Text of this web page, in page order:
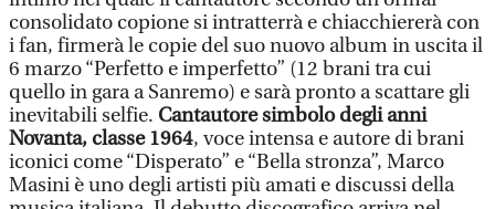
consolidato copione si intratterrà e chiacchiererà con
i fan, firmerà le copie del suo nuovo album in uscita il
6 marzo “Perfetto e imperfetto” (12 brani tra cui
quello in gara a Sanremo) e sarà pronto a scattare gli
inevitabili selfie. Cantautore simbolo degli anni
Novanta, classe 1964, voce intensa e autore di brani
iconici come “Disperato” e “Bella stronza”, Marco
Masini è uno degli artisti più amati e discussi della